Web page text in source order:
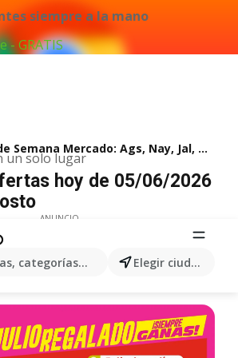
siempre a la mano
- GRATIS
un solo lugar
categorías, productos... Elegir ciudad
Soriana Fin de Semana Mercado: Ags, Nay, Jal, Qro, Col, Mich, Gto, Hgo, Tlax, Mor, Pue, Gro, Oax, Edo. de Mex, CDMX, Zac y SLP
hoy de 05/06/2026
ANUNCIO